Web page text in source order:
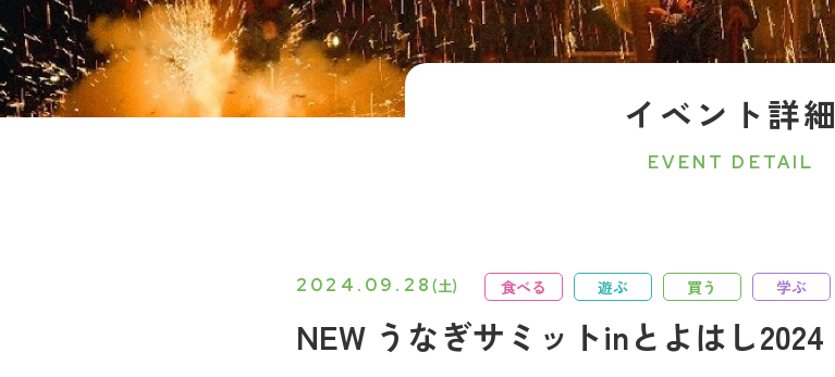
イベント詳細
EVENT DETAIL
NEW うなぎサミットinとよはし2024
2024.09.28 (土) 食べる 遊ぶ 買う 学ぶ